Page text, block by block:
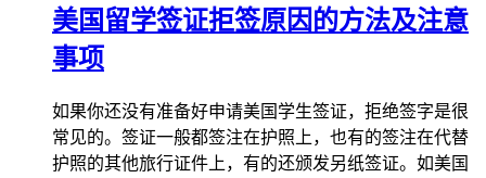
美国留学签证拒签原因的方法及注意
事项
如果你还没有准备好申请美国学生签证，拒绝签字是很
常见的。签证一般都签注在护照上，也有的签注在代替
护照的其他旅行证件上，有的还颁发另纸签证。如美国